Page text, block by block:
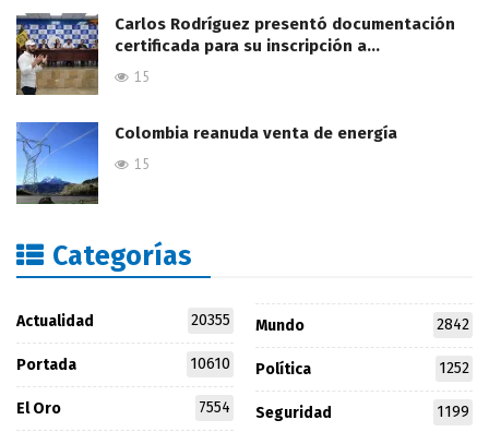
Carlos Rodríguez presentó documentación
certificada para su inscripción a…
15
Colombia reanuda venta de energía
15
Categorías
Actualidad 20355
Portada 10610
El Oro 7554
Mundo 2842
Política 1252
Seguridad 1199